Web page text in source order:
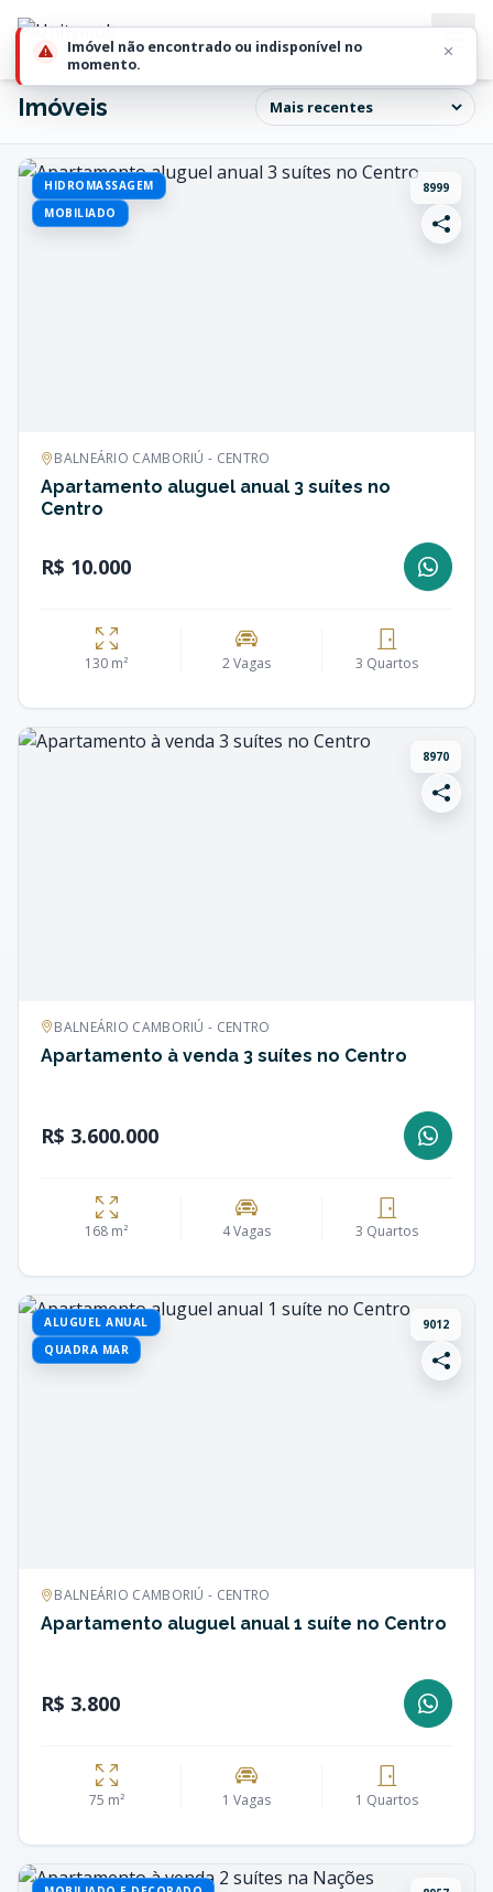
Imóveis
HIDROMASSAGEM
MOBILIADO
8999
BALNEÁRIO CAMBORIÚ - CENTRO
Apartamento aluguel anual 3 suítes no
Centro
R$ 10.000
130 m² 2 Vagas 3 Quartos
8970
BALNEÁRIO CAMBORIÚ - CENTRO
Apartamento à venda 3 suítes no Centro
R$ 3.600.000
168 m² 4 Vagas 3 Quartos
ALUGUEL ANUAL
QUADRA MAR
9012
BALNEÁRIO CAMBORIÚ - CENTRO
Apartamento aluguel anual 1 suíte no Centro
R$ 3.800
75 m² 1 Vagas 1 Quartos